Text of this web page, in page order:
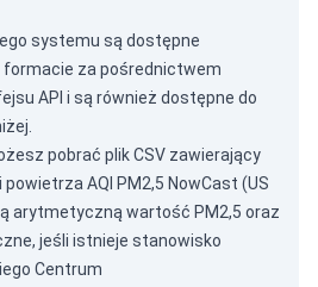
systemu są dostępne
formacie za pośrednictwem
API i są również dostępne do
pobrać plik CSV zawierający
AQI PM2,5 NowCast (US
arytmetyczną wartość PM2,5 oraz
jeśli istnieje stanowisko
Centrum